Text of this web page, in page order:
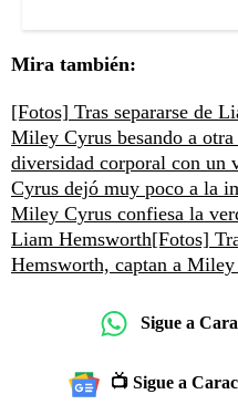
Mira también:
[Fotos] Tras separarse de
Miley Cyrus besando a
diversidad corporal con un
Cyrus dejó muy poco a la
Miley Cyrus confiesa la
Liam Hemsworth[Fotos]
Hemsworth, captan a
Sigue a
📺 Sigue a